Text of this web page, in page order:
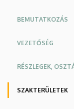
Oldalmenü
BEMUTATKOZÁS
VEZETŐSÉG
RÉSZLEGEK,
SZAKTERÜLETEK